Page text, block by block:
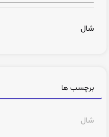
شال
برچسب ها
شال